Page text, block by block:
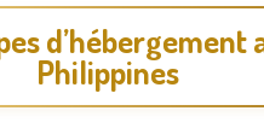
d’hébergement
Philippines